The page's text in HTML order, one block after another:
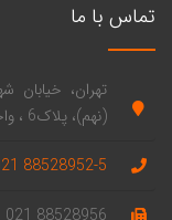
تماس با ما
تهران، خیابان
(نهم)، پلاک6 ، واحد2
88528952-5 021